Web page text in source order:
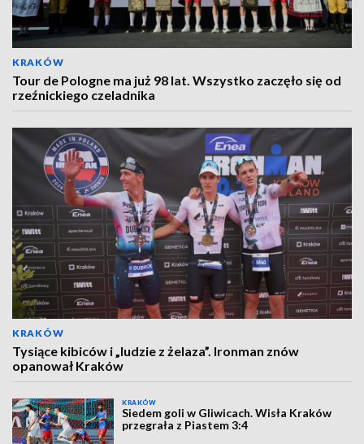
KRAKÓW
Tour de Pologne ma już 98 lat. Wszystko zaczęło się od
rzeźnickiego czeladnika
KRAKÓW
Tysiące kibiców i „ludzie z żelaza”. Ironman znów
opanował Kraków
KRAKÓW
Siedem goli w Gliwicach. Wisła Kraków
przegrała z Piastem 3:4